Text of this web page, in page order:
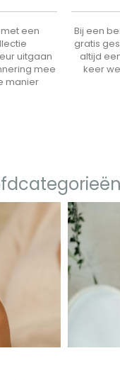
een
uitgaan
mee
manier
Bij een
gratis
altijd
keer